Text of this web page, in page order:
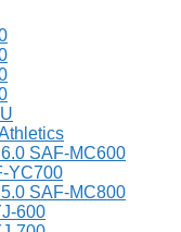
SAF-MC600
YC700
SAF-MC800
600